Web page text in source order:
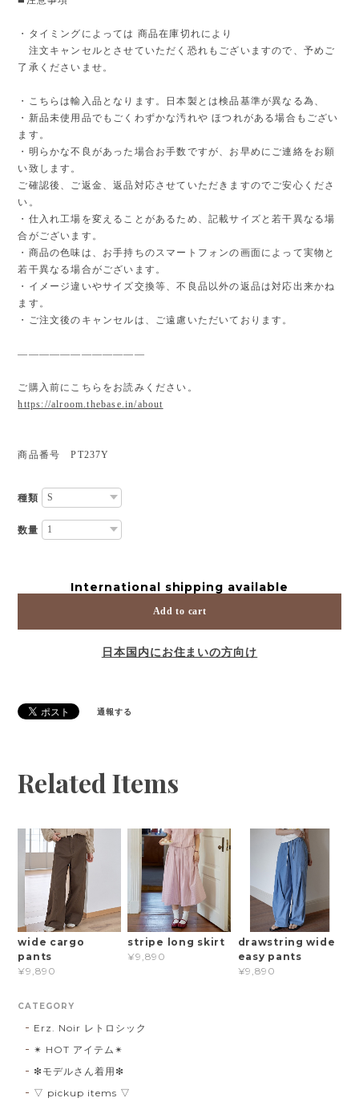
・タイミングによっては 商品在庫切れにより
注文キャンセルとさせていただく恐れもございますので、予めご
了承くださいませ。
・こちらは輸入品となります。日本製とは検品基準が異なる為、
・新品未使用品でもごくわずかな汚れや ほつれがある場合もござい
ます。
・明らかな不良があった場合お手数ですが、お早めにご連絡をお願
い致します。
ご確認後、ご返金、返品対応させていただきますのでご安心くださ
い。
・仕入れ工場を変えることがあるため、記載サイズと若干異なる場
合がございます。
・商品の色味は、お手持ちのスマートフォンの画面によって実物と
若干異なる場合がございます。
・イメージ違いやサイズ交換等、不良品以外の返品は対応出来かね
ます。
・ご注文後のキャンセルは、ご遠慮いただいております。
————————————
ご購入前にこちらをお読みください。
https://alroom.thebase.in/about
商品番号 PT237Y
種類
数量
International shipping available
Add to cart
日本国内にお住まいの方向け
通報する
Related Items
wide cargo
pants
¥9,890
stripe long skirt
¥9,890
drawstring wide
easy pants
¥9,890
CATEGORY
Erz. Noir レトロシック
✴︎ HOT アイテム✴︎
❇︎モデルさん着用❇︎
▽ pickup items ▽